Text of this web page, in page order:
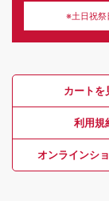
※土日祝祭
カートを
利用規
オンラインシ